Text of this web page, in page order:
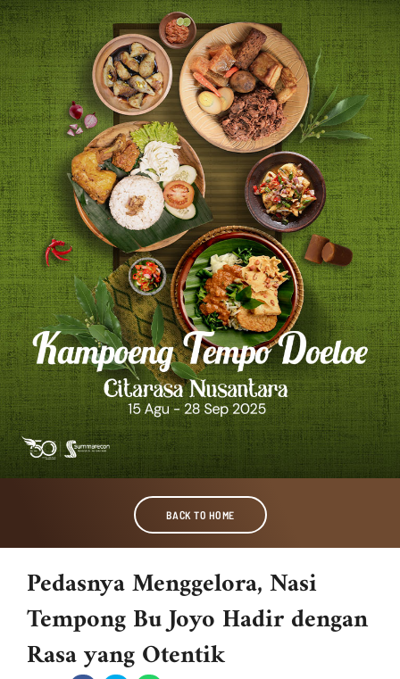
BACK TO HOME
Pedasnya Menggelora, Nasi
Tempong Bu Joyo Hadir dengan
Rasa yang Otentik